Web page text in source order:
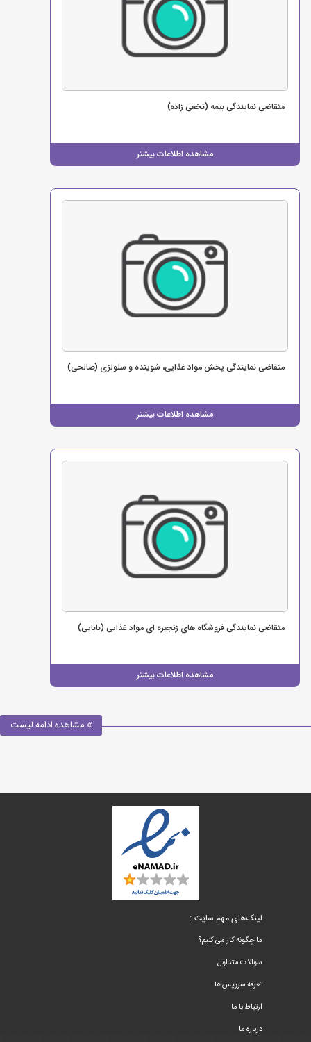
مشاهده اطلاعات بیشتر
متقاضی نمایندگی بیمه (نخعی زاده)
مشاهده اطلاعات بیشتر
متقاضی نمایندگی پخش مواد غذایی، شوینده و سلولزی (صالحی)
مشاهده اطلاعات بیشتر
متقاضی نمایندگی فروشگاه های زنجیره ای مواد غذایی (بابایی)
مشاهده ادامه لیست
لینک‌های مهم سایت :
ما چگونه کار می کنیم؟
سوالات متداول
تعرفه سرویس‌ها
ارتباط با ما
درباره ما